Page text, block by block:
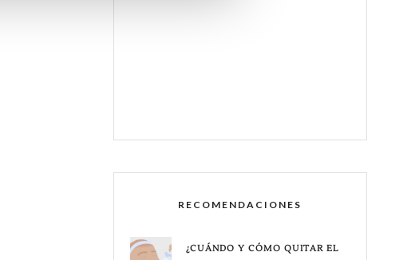
RECOMENDACIONES
¿CUÁNDO Y CÓMO QUITAR EL